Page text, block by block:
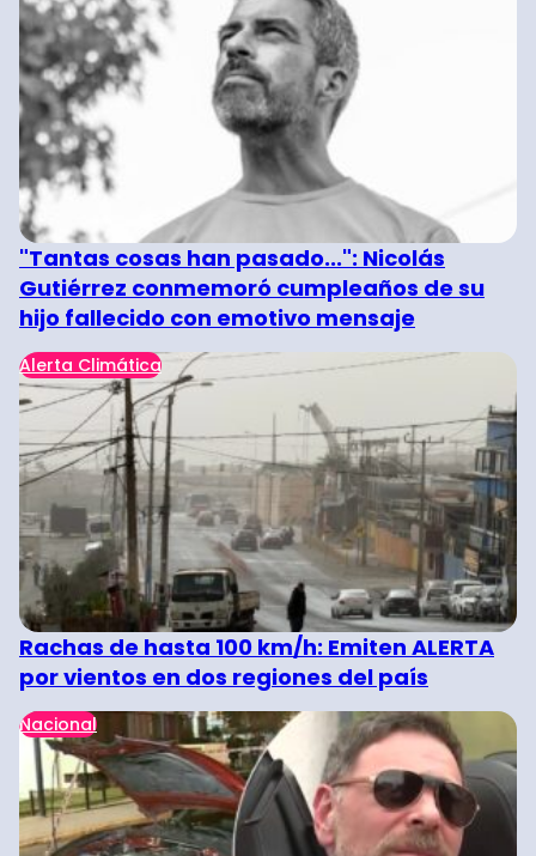
"Tantas cosas han pasado...": Nicolás
Gutiérrez conmemoró cumpleaños de su
hijo fallecido con emotivo mensaje
Alerta Climática
Rachas de hasta 100 km/h: Emiten ALERTA
por vientos en dos regiones del país
Nacional